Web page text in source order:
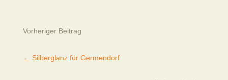
Vorheriger Beitrag
← Silberglanz für Germendorf